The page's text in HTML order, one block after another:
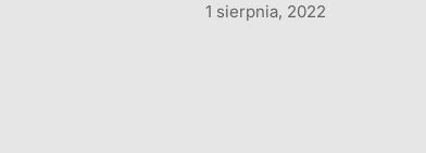
1 sierpnia, 2022